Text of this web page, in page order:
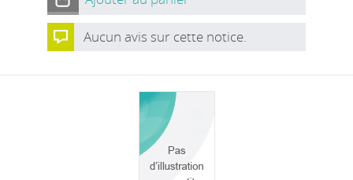
Aucun avis sur cette notice.